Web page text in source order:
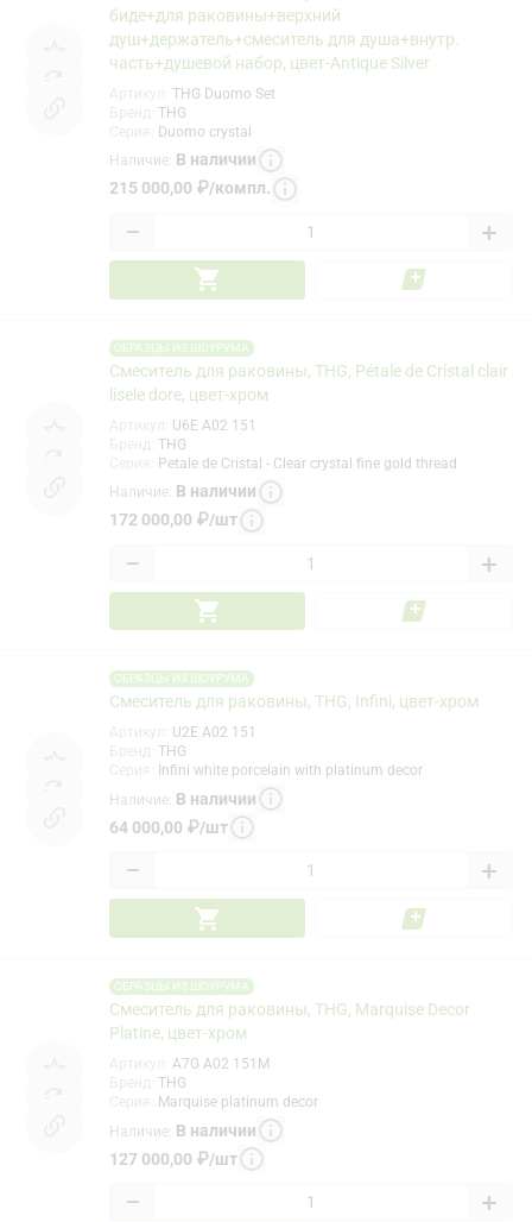
биде+для раковины+верхний
душ+держатель+смеситель для душа+внутр.
часть+душевой набор, цвет-Antique Silver
THG Duomo Set
THG
Duomo crystal
Наличие: В наличии
215 000,00 ₽/компл.
− +
ОБРАЗЦЫ ИЗ ШОУРУМА
Смеситель для раковины, THG, Pétale de Cristal clair
lisele dore, цвет-хром
U6E A02 151
THG
Petale de Cristal - Clear crystal fine gold thread
Наличие: В наличии
172 000,00 ₽/шт
− +
ОБРАЗЦЫ ИЗ ШОУРУМА
Смеситель для раковины, THG, Infini, цвет-хром
U2E A02 151
THG
Infini white porcelain with platinum decor
Наличие: В наличии
64 000,00 ₽/шт
− +
ОБРАЗЦЫ ИЗ ШОУРУМА
Смеситель для раковины, THG, Marquise Decor
Platine, цвет-хром
A7G A02 151M
THG
Marquise platinum decor
Наличие: В наличии
127 000,00 ₽/шт
− +